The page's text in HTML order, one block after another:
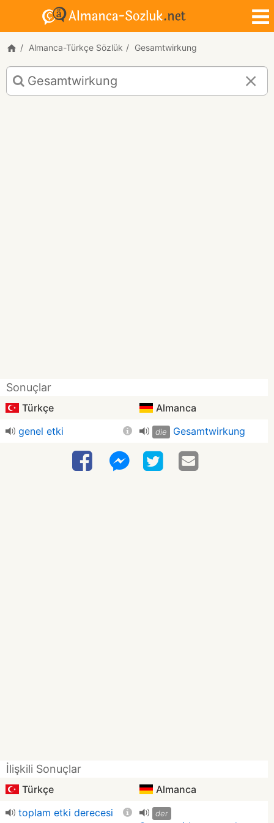
Almanca-Türkçe Sözlük Gesamtwirkung
Gesamtwirkung
için
Almanca-
Sonuçlar
Türkçe
Almanca
genel etki
die Gesamtwirkung
İlişkili Sonuçlar
Türkçe
Almanca
toplam etki derecesi
der